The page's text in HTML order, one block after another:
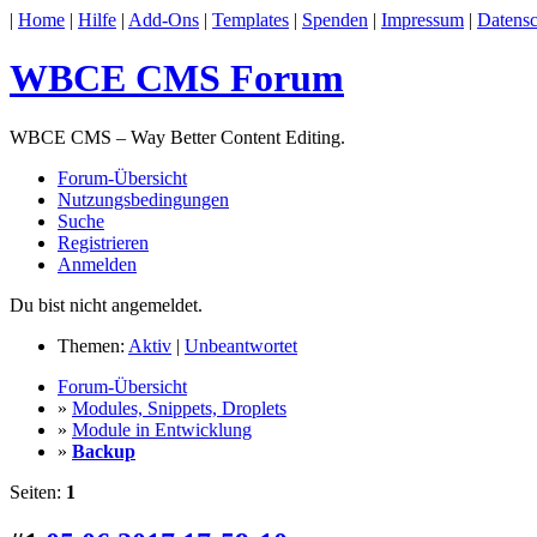
| Home | Hilfe | Add-Ons | Templates | Spenden | Impressum |
WBCE CMS Forum
WBCE CMS – Way Better Content Editing.
Forum-Übersicht
Nutzungsbedingungen
Suche
Registrieren
Anmelden
Du bist nicht angemeldet.
Themen: Aktiv | Unbeantwortet
Forum-Übersicht
» Modules, Snippets, Droplets
» Module in Entwicklung
» Backup
Seiten: 1